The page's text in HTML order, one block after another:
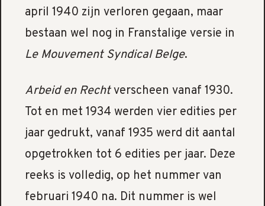
april 1940 zijn verloren gegaan, maar
bestaan wel nog in Franstalige versie in
Le Mouvement Syndical Belge.
Arbeid en Rechtverscheen vanaf 1930.
Tot en met 1934 werden vier edities per
jaar gedrukt, vanaf 1935 werd dit aantal
opgetrokken tot 6 edities per jaar. Deze
reeks is volledig, op het nummer van
februari 1940 na. Dit nummer is wel